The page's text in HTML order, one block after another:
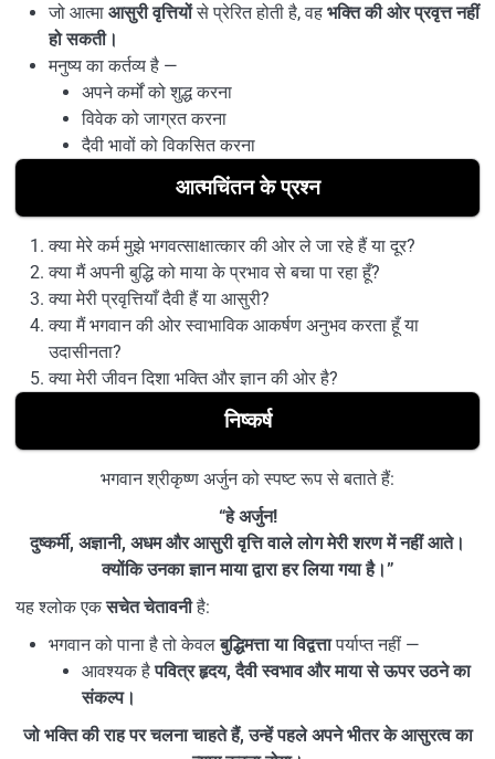
जो आत्मा आसुरी वृत्तियोंसे प्रेरित होती है, वह भक्ति की ओर प्रवृत्त नहीं
हो सकती।
मनुष्य का कर्तव्य है —
अपने कर्मों को शुद्ध करना
विवेक को जाग्रत करना
दैवी भावों को विकसित करना
आत्मचिंतन के प्रश्न
क्या मेरे कर्म मुझे भगवत्साक्षात्कार की ओर ले जा रहे हैं या दूर?
क्या मैं अपनी बुद्धि को माया के प्रभाव से बचा पा रहा हूँ?
क्या मेरी प्रवृत्तियाँ दैवी हैं या आसुरी?
क्या मैं भगवान की ओर स्वाभाविक आकर्षण अनुभव करता हूँ या
उदासीनता?
क्या मेरी जीवन दिशा भक्ति और ज्ञान की ओर है?
निष्कर्ष
भगवान श्रीकृष्ण अर्जुन को स्पष्ट रूप से बताते हैं:
“हे अर्जुन!
दुष्कर्मी, अज्ञानी, अधम और आसुरी वृत्ति वाले लोग मेरी शरण में नहीं आते।
क्योंकि उनका ज्ञान माया द्वारा हर लिया गया है।”
यह श्लोक एकसचेत चेतावनीहै:
भगवान को पाना है तो केवलबुद्धिमत्ता या विद्वत्तापर्याप्त नहीं —
आवश्यक हैपवित्र हृदय, दैवी स्वभाव और माया से ऊपर उठने का
संकल्प।
जो भक्ति की राह पर चलना चाहते हैं, उन्हें पहले अपने भीतर के आसुरत्व का